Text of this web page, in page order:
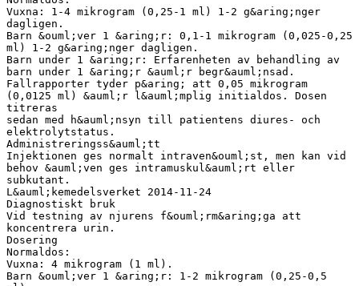
Vuxna: 1-4 mikrogram (0,25-1 ml) 1-2 g&aring;nger
dagligen.
Barn &ouml;ver 1 &aring;r: 0,1-1 mikrogram (0,025-0,25
ml) 1-2 g&aring;nger dagligen.
Barn under 1 &aring;r: Erfarenheten av behandling av
barn under 1 &aring;r &auml;r begr&auml;nsad.
Fallrapporter tyder p&aring; att 0,05 mikrogram
(0,0125 ml) &auml;r l&auml;mplig initialdos. Dosen
titreras
sedan med h&auml;nsyn till patientens diures- och
elektrolytstatus.
Administreringss&auml;tt
Injektionen ges normalt intraven&ouml;st, men kan vid
behov &auml;ven ges intramuskul&auml;rt eller
subkutant.
L&auml;kemedelsverket 2014-11-24
Diagnostiskt bruk
Vid testning av njurens f&ouml;rm&aring;ga att
koncentrera urin.
Dosering
Normaldos:
Vuxna: 4 mikrogram (1 ml).
Barn &ouml;ver 1 &aring;r: 1-2 mikrogram (0,25-0,5